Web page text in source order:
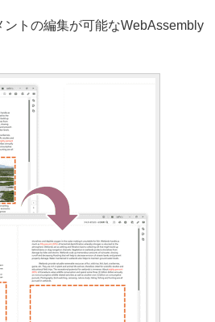
トの編集が可能なWebAssembly